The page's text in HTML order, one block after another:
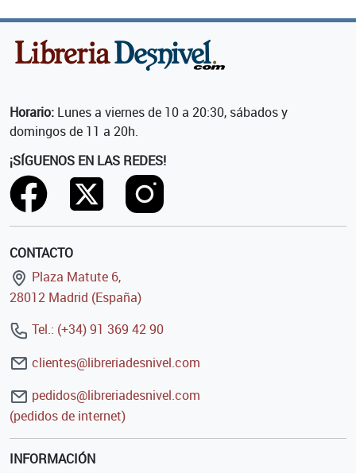
Horario: Lunes a viernes de 10 a 20:30, sábados y
domingos de 11 a 20h.
¡SÍGUENOS EN LAS REDES!
CONTACTO
Plaza Matute 6,
28012 Madrid (España)
Tel.: (+34) 91 369 42 90
clientes@libreriadesnivel.com
pedidos@libreriadesnivel.com
(pedidos de internet)
INFORMACIÓN